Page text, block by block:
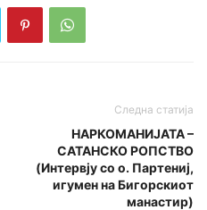
Следна статија
НАРКОМАНИЈАТА –
САТАНСКО РОПСТВО
(Интервју со о. Партениј,
игумен на Бигорскиот
манастир)